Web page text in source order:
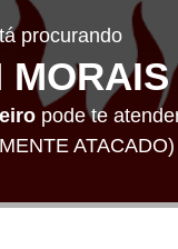
procurando
pode te
ATACADO)